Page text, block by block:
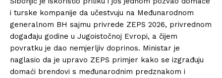
i turske kompanije da učestvuju na Međunarodnom
generalnom BH sajmu privrede ZEPS 2026, privrednom
događaju godine u Jugoistočnoj Evropi, a čijem
povratku je dao nemjerljiv doprinos. Ministar je
naglasio da je upravo ZEPS primjer kako se izgrađuju
domaći brendovi s međunarodnim predznakom i